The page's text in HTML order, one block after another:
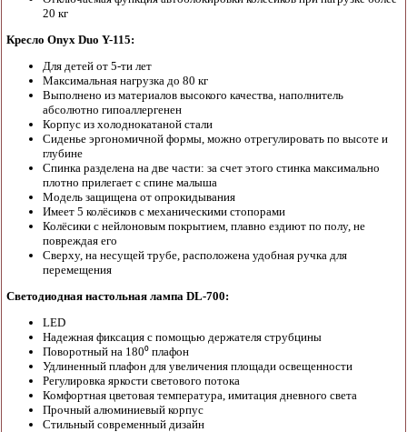
20 кг
Кресло Onyx Duo Y-115:
Для детей от 5-ти лет
Максимальная нагрузка до 80 кг
Выполнено из материалов высокого качества, наполнитель
абсолютно гипоаллергенен
Корпус из холоднокатаной стали
Сиденье эргономичной формы, можно отрегулировать по высоте и
глубине
Спинка разделена на две части: за счет этого стинка максимально
плотно прилегает с спине малыша
Модель защищена от опрокидывания
Имеет 5 колёсиков с механическими стопорами
Колёсики с нейлоновым покрытием, плавно ездиют по полу, не
повреждая его
Сверху, на несущей трубе, расположена удобная ручка для
перемещения
Светодиодная настольная лампа DL-700:
LED
Надежная фиксация с помощью держателя струбцины
Поворотный на 180⁰ плафон
Удлиненный плафон для увеличения площади освещенности
Регулировка яркости светового потока
Комфортная цветовая температура, имитация дневного света
Прочный алюминиевый корпус
Стильный современный дизайн